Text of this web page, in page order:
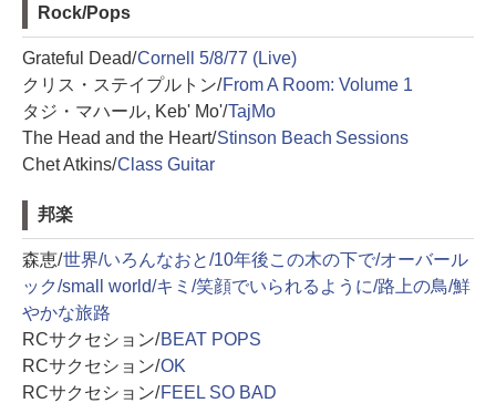
Rock/Pops
Grateful Dead/Cornell 5/8/77 (Live)
クリス・ステイプルトン/From A Room: Volume 1
タジ・マハール, Keb' Mo'/TajMo
The Head and the Heart/Stinson Beach Sessions
Chet Atkins/Class Guitar
邦楽
森恵/世界/いろんなおと/10年後この木の下で/オーバール
ック/small world/キミ/笑顔でいられるように/路上の鳥/鮮
やかな旅路
RCサクセション/BEAT POPS
RCサクセション/OK
RCサクセション/FEEL SO BAD